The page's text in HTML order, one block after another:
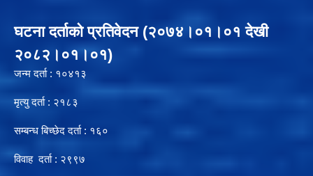
घटना दर्ताको प्रतिवेदन (२०७४।०१।०१ देखी
२०८२।०१।०१)
जन्म दर्ता : १०४१३
मृत्यु दर्ता : २१८३
सम्बन्ध बिच्छेद दर्ता : १६०
विवाह दर्ता : २९९७